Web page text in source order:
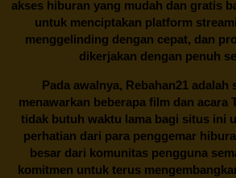
akses hiburan yang mudah dan gratis
untuk menciptakan platform
menggelinding dengan cepat, dan
dikerjakan dengan penuh
Pada awalnya, Rebahan21 adalah
menawarkan beberapa film dan acara
tidak butuh waktu lama bagi situs ini
perhatian dari para penggemar
besar dari komunitas pengguna
komitmen untuk terus